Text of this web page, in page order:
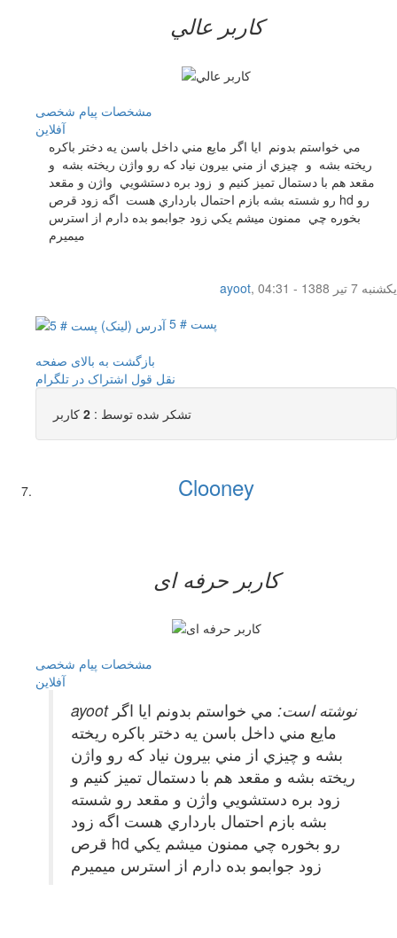
کاربر عالي
مشخصات پیام شخصی
آفلاين
مي خواستم بدونم ايا اگر مايع مني داخل باسن يه دختر باكره
ريخته بشه و چيزي از مني بيرون نياد كه رو واژن ريخته بشه و
مقعد هم با دستمال تميز كنيم و زود بره دستشويي واژن و مقعد
رو شسته بشه بازم احتمال بارداري هست اگه زود قرص hd رو
بخوره چي ممنون ميشم يكي زود جوابمو بده دارم از استرس
ميميرم
ayoot,
یکشنبه 7 تیر 1388 - 04:31
پست # 5
بازگشت به بالای صفحه
نقل قول اشتراک در تلگرام
تشکر شده توسط : 2 کاربر
Clooney
کاربر حرفه ای
مشخصات پیام شخصی
آفلاين
ayoot نوشته است: مي خواستم بدونم ايا اگر
مايع مني داخل باسن يه دختر باكره ريخته
بشه و چيزي از مني بيرون نياد كه رو واژن
ريخته بشه و مقعد هم با دستمال تميز كنيم و
زود بره دستشويي واژن و مقعد رو شسته
بشه بازم احتمال بارداري هست اگه زود
قرص hd رو بخوره چي ممنون ميشم يكي
زود جوابمو بده دارم از استرس ميميرم